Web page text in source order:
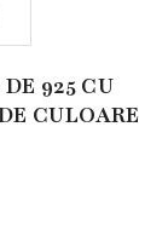
925 CU
CULOARE